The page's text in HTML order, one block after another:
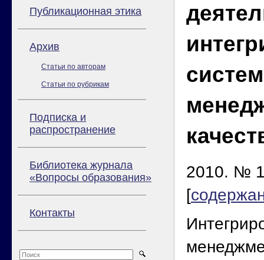
Публикационная этика
Архив
Статьи по авторам
Статьи по рубрикам
Подписка и
распространение
Библиотека журнала
«Вопросы образования»
Контакты
2010. №
[